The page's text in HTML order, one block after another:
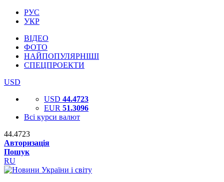
РУС
УКР
ВІДЕО
ФОТО
НАЙПОПУЛЯРНІШІ
СПЕЦПРОЕКТИ
USD
USD 44.4723
EUR 51.3096
Всі курси валют
44.4723
Авторизація
Пошук
RU